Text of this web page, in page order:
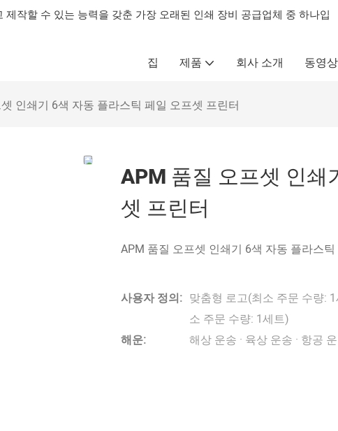
작할 수 있는 능력을 갖춘 가장 오래된 인쇄 장비 공급업체 중 하나입
집 제품 회사 소개 동영상
인쇄기 6색 자동 플라스틱 페일 오프셋 프린터
APM 품질 오프셋 인쇄
셋 프린터
APM 품질 오프셋 인쇄기 6색 자동 플라스
사용자 정의: 맞춤형 로고(최소 주문 수량:
소 주문 수량: 1세트)
해운:
해상 운송 · 육상 운송 · 항공